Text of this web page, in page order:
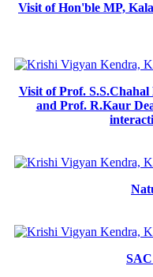
Visit of Hon'ble MP,
Visit of Prof.
and Prof. R.Kaur